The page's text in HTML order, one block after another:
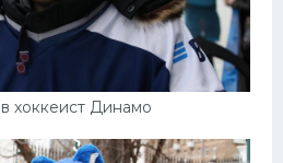
хоккеист Динамо